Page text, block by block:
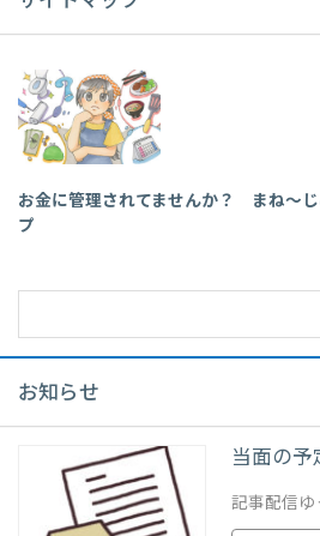
お金に管理されてませんか？ まね～
プ
お知らせ
当面の予
記事配信ゆ